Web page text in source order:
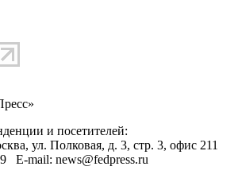
»
и посетителей:
, ул. Полковая, д. 3, стр. 3, офис 211
E-mail: news@fedpress.ru